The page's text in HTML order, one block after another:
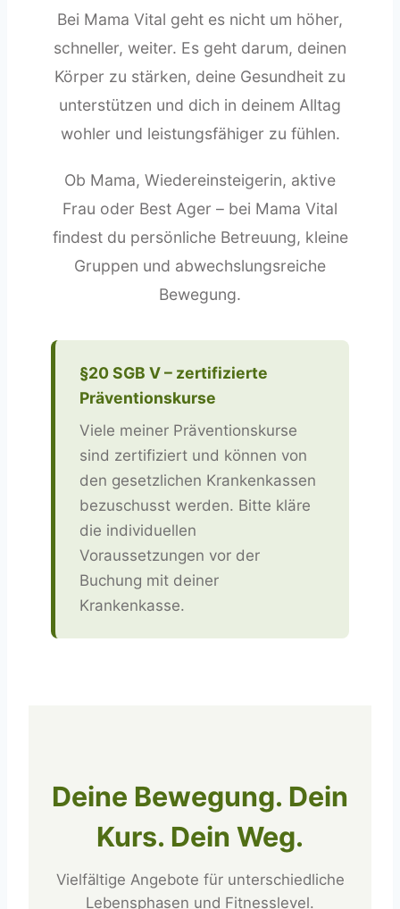
Bei Mama Vital geht es nicht um höher,
schneller, weiter. Es geht darum, deinen
Körper zu stärken, deine Gesundheit zu
unterstützen und dich in deinem Alltag
wohler und leistungsfähiger zu fühlen.
Ob Mama, Wiedereinsteigerin, aktive
Frau oder Best Ager – bei Mama Vital
findest du persönliche Betreuung, kleine
Gruppen und abwechslungsreiche
Bewegung.
§20 SGB V – zertifizierte
Präventionskurse
Viele meiner Präventionskurse
sind zertifiziert und können von
den gesetzlichen Krankenkassen
bezuschusst werden. Bitte kläre
die individuellen
Voraussetzungen vor der
Buchung mit deiner
Krankenkasse.
Deine Bewegung. Dein
Kurs. Dein Weg.
Vielfältige Angebote für unterschiedliche
Lebensphasen und Fitnesslevel.